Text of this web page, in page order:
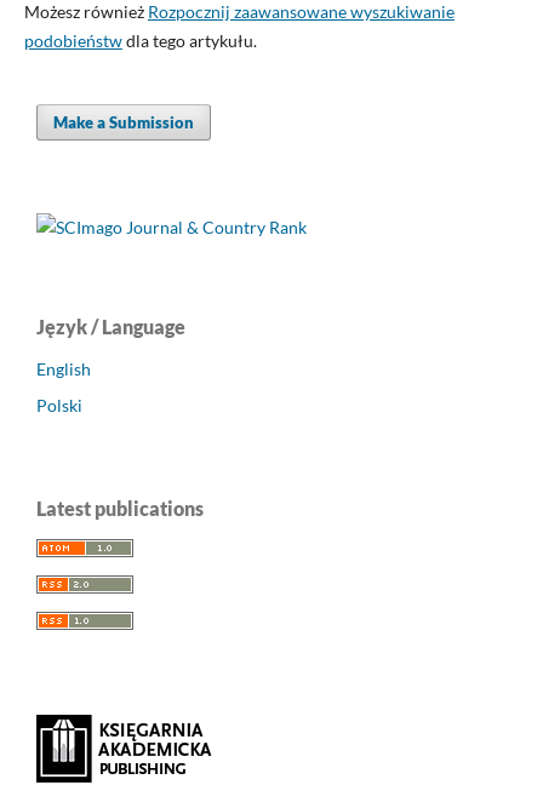
Możesz również Rozpocznij zaawansowane wyszukiwanie
podobieństwdla tego artykułu.
Make a Submission
Język / Language
English
Polski
Latest publications